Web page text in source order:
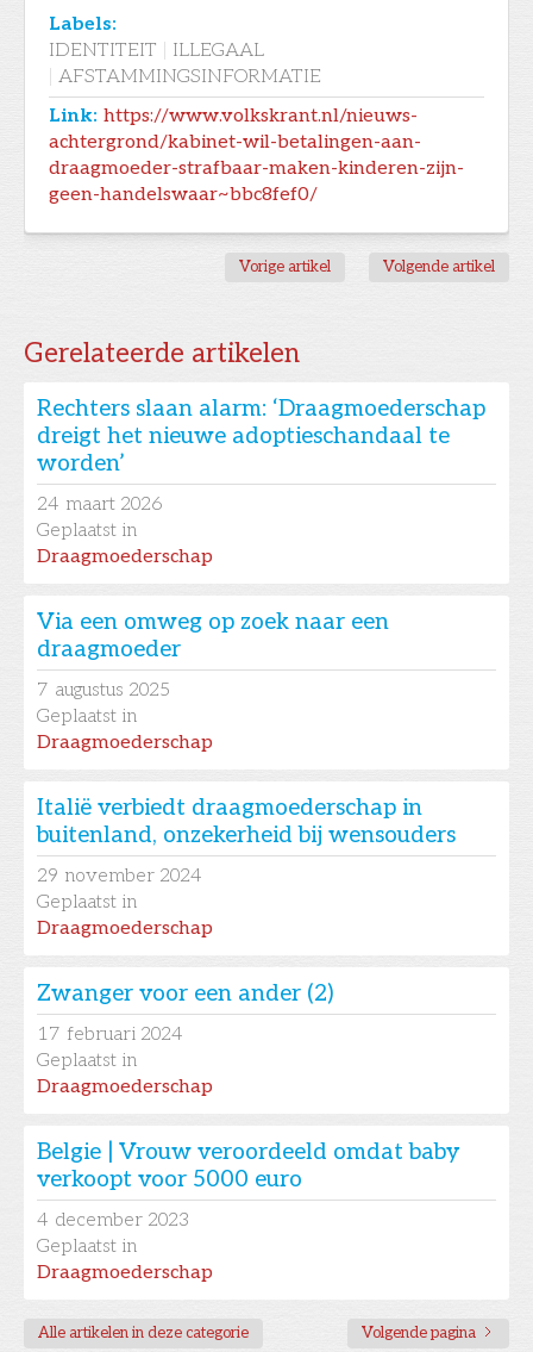
Labels:
IDENTITEIT
ILLEGAAL
AFSTAMMINGSINFORMATIE
Link: https://www.volkskrant.nl/nieuws-
achtergrond/kabinet-wil-betalingen-aan-
draagmoeder-strafbaar-maken-kinderen-zijn-
geen-handelswaar~bbc8fef0/
Vorige artikel Volgende artikel
Gerelateerde artikelen
Rechters slaan alarm: ‘Draagmoederschap
dreigt het nieuwe adoptieschandaal te
worden’
24 maart 2026
Geplaatst in
Draagmoederschap
Via een omweg op zoek naar een
draagmoeder
7 augustus 2025
Geplaatst in
Draagmoederschap
Italië verbiedt draagmoederschap in
buitenland, onzekerheid bij wensouders
29 november 2024
Geplaatst in
Draagmoederschap
Zwanger voor een ander (2)
17 februari 2024
Geplaatst in
Draagmoederschap
Belgie | Vrouw veroordeeld omdat baby
verkoopt voor 5000 euro
4 december 2023
Geplaatst in
Draagmoederschap
Alle artikelen in deze categorie Volgende pagina